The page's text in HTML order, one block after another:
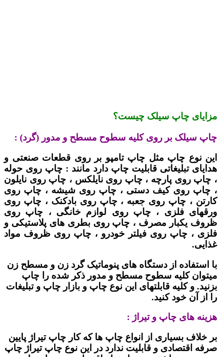
مزایای چاپ سیلک چیست؟
چاپ سیلک بر روی کلیه سطوح مسطح و مدور (گرد) :
این نوع چاپ مثل چاپ تامپو بر روی قطعات صنعتی و
هدایای تبلیغاتی قابلیت چاپ دارد مانند : چاپ روی حوله
، چاپ روی پارچه ، چاپ روی نایلکس ، چاپ روی نایلون
، چاپ روی کیف دستی ، چاپ روی شیشه ، چاپ روی
کارتن ، چاپ روی جعبه ، چاپ روی بادکنک ، چاپ روی
ورقهای فلزی ، چاپ روی لوازم خانگی ، چاپ روی
ظروف یکبار مصرف ، چاپ روی بطری های پلاستیکی و
فلزی ، چاپ روی فیلتر خودرو ، چاپ روی ظروف مواد
غذایی.
با استفاده از دستگاه های پنوماتیک گرد زن و مسطح زن
میتوان کلیه سطوح مسطح و مدور ذکر شده را چاپ
بزنید. و کلیه قابلتهای این نوع چاپ و بازار چاپ و تبلیغات
را از آن خود کنید.
هزینه های چاپ و تیراژ :
بر خلاف بسیاری از انواع چاپ ها که کار چاپ تیراژ پایین
صرفه اقتصادی و قابلیت ندارد در این نوع چاپ تیراژ چاپ